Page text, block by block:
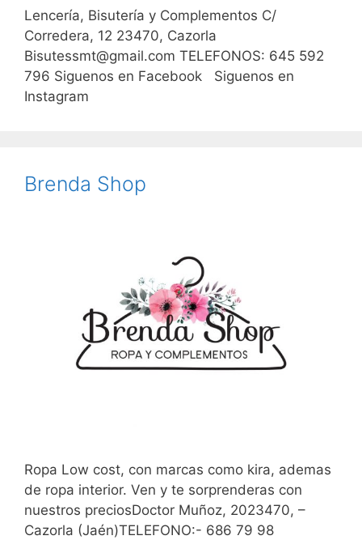
Lencería, Bisutería y Complementos C/
Corredera, 12 23470, Cazorla
Bisutessmt@gmail.com TELEFONOS: 645 592
796 Siguenos en Facebook Siguenos en
Instagram
Brenda Shop
Ropa Low cost, con marcas como kira, ademas
de ropa interior. Ven y te sorprenderas con
nuestros preciosDoctor Muñoz, 2023470, –
Cazorla (Jaén)TELEFONO:- 686 79 98